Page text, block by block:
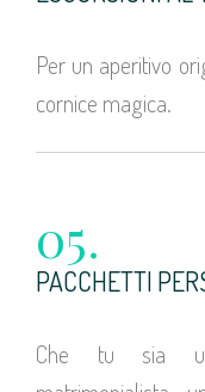
Per un aperitivo
cornice magica.
05.
PACCHETTI
Che tu sia